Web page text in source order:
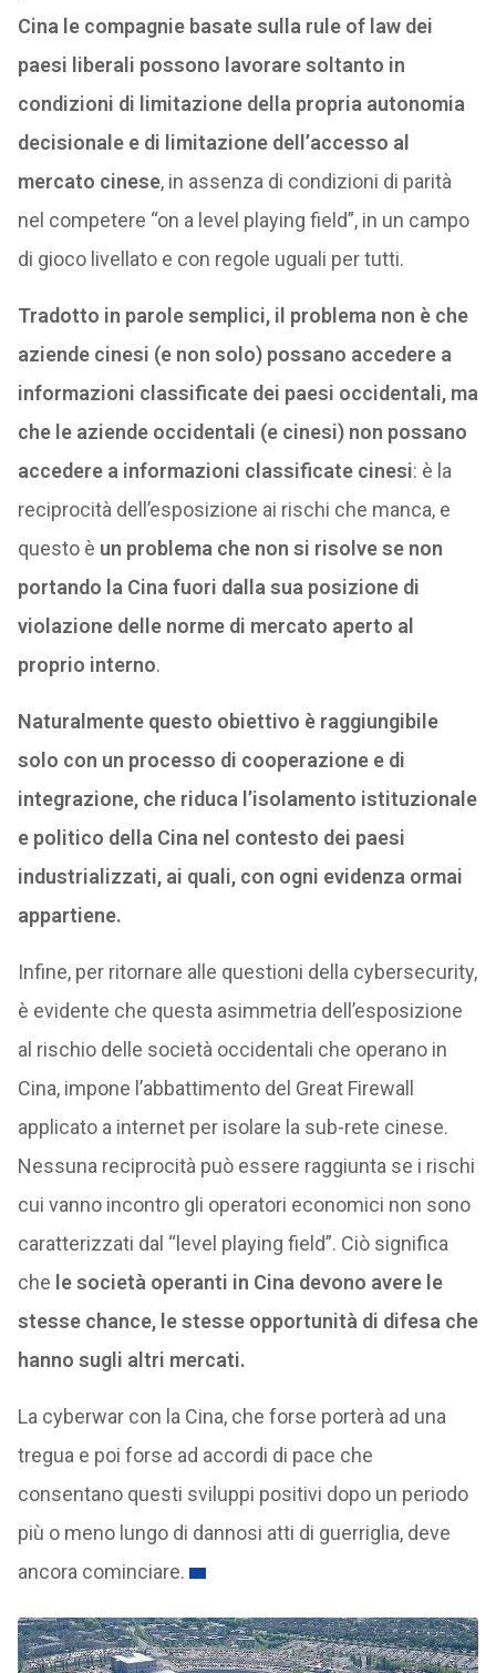
Cina le compagnie basate sulla rule of law dei
paesi liberali possono lavorare soltanto in
condizioni di limitazione della propria autonomia
decisionale e di limitazione dell’accesso al
mercato cinese, in assenza di condizioni di parità
nel competere “on a level playing field”, in un campo
di gioco livellato e con regole uguali per tutti.
Tradotto in parole semplici, il problema non è che
aziende cinesi (e non solo) possano accedere a
informazioni classificate dei paesi occidentali, ma
che le aziende occidentali (e cinesi) non possano
accedere a informazioni classificate cinesi: è la
reciprocità dell’esposizione ai rischi che manca, e
questo è un problema che non si risolve se non
portando la Cina fuori dalla sua posizione di
violazione delle norme di mercato aperto al
proprio interno.
Naturalmente questo obiettivo è raggiungibile
solo con un processo di cooperazione e di
integrazione, che riduca l’isolamento istituzionale
e politico della Cina nel contesto dei paesi
industrializzati, ai quali, con ogni evidenza ormai
appartiene.
Infine, per ritornare alle questioni della cybersecurity,
è evidente che questa asimmetria dell’esposizione
al rischio delle società occidentali che operano in
Cina, impone l’abbattimento del Great Firewall
applicato a internet per isolare la sub-rete cinese.
Nessuna reciprocità può essere raggiunta se i rischi
cui vanno incontro gli operatori economici non sono
caratterizzati dal “level playing field”. Ciò significa
che le società operanti in Cina devono avere le
stesse chance, le stesse opportunità di difesa che
hanno sugli altri mercati.
La cyberwar con la Cina, che forse porterà ad una
tregua e poi forse ad accordi di pace che
consentano questi sviluppi positivi dopo un periodo
più o meno lungo di dannosi atti di guerriglia, deve
ancora cominciare.